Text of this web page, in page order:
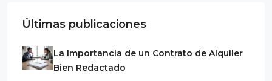
Últimas publicaciones
La Importancia de un Contrato de Alquiler
Bien Redactado